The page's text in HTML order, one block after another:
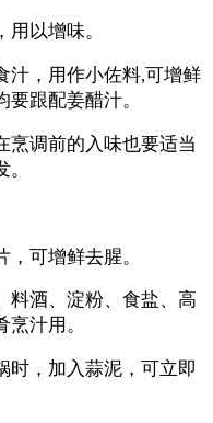
以增味。
，用作小佐料,可增鲜
跟配姜醋汁。
调前的入味也要适当
可增鲜去腥。
酒、淀粉、食盐、高
汁用。
，加入蒜泥，可立即